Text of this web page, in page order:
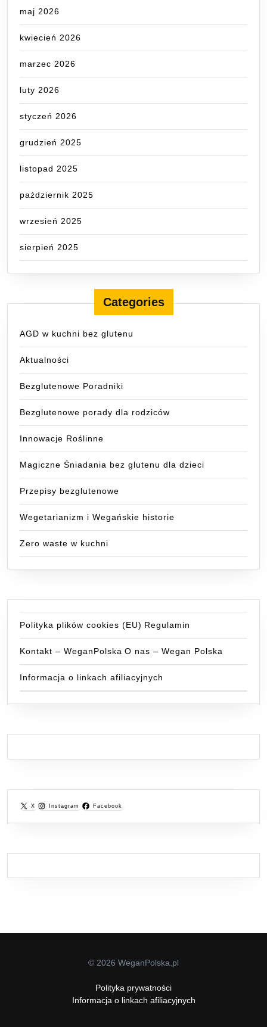
maj 2026
kwiecień 2026
marzec 2026
luty 2026
styczeń 2026
grudzień 2025
listopad 2025
październik 2025
wrzesień 2025
sierpień 2025
Categories
AGD w kuchni bez glutenu
Aktualności
Bezglutenowe Poradniki
Bezglutenowe porady dla rodziców
Innowacje Roślinne
Magiczne Śniadania bez glutenu dla dzieci
Przepisy bezglutenowe
Wegetarianizm i Wegańskie historie
Zero waste w kuchni
Polityka plików cookies (EU) Regulamin
Kontakt – WeganPolska O nas – Wegan Polska
Informacja o linkach afiliacyjnych
X Instagram Facebook
© 2026 WeganPolska.pl
Polityka prywatności
Informacja o linkach afiliacyjnych